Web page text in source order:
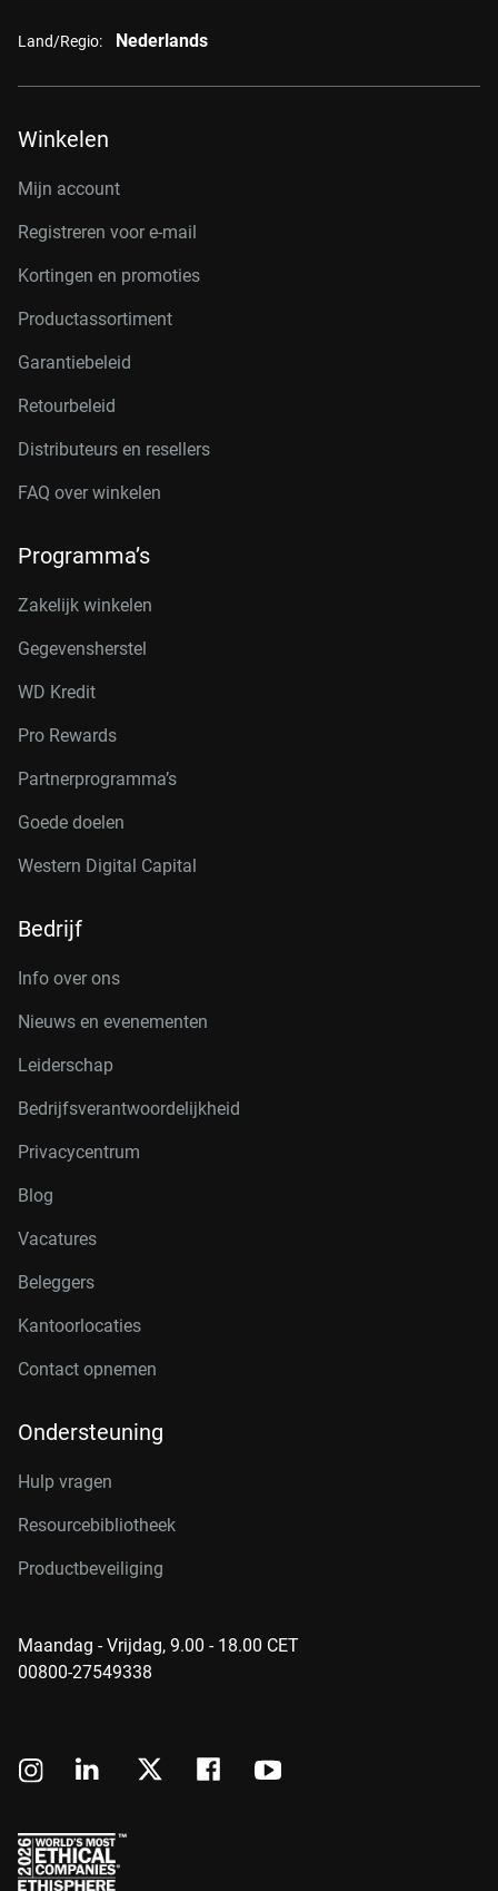
Land/Regio: Nederlands
Winkelen
Mijn account
Registreren voor e-mail
Kortingen en promoties
Productassortiment
Garantiebeleid
Retourbeleid
Distributeurs en resellers
FAQ over winkelen
Programma’s
Zakelijk winkelen
Gegevensherstel
WD Kredit
Pro Rewards
Partnerprogramma’s
Goede doelen
Western Digital Capital
Bedrijf
Info over ons
Nieuws en evenementen
Leiderschap
Bedrijfsverantwoordelijkheid
Privacycentrum
Blog
Vacatures
Beleggers
Kantoorlocaties
Contact opnemen
Ondersteuning
Hulp vragen
Resourcebibliotheek
Productbeveiliging
Maandag - Vrijdag, 9.00 - 18.00 CET
00800-27549338